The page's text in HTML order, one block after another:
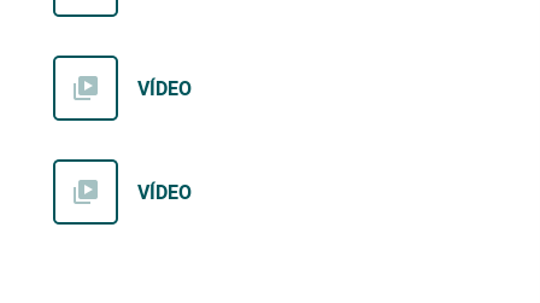
VÍDEO
VÍDEO